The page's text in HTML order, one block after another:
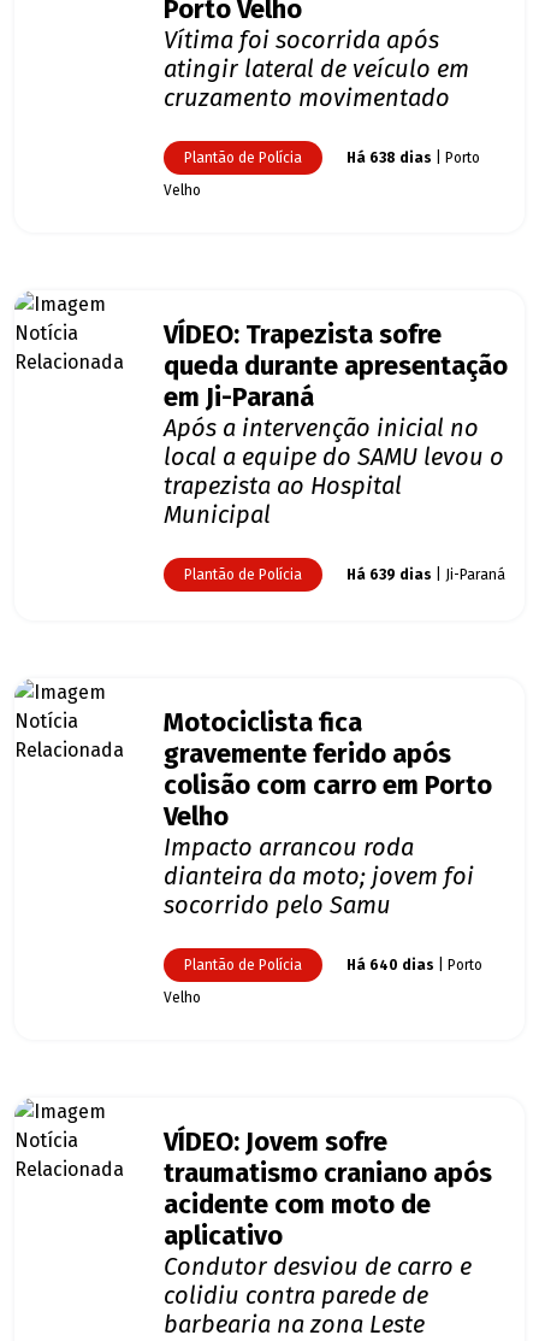
Porto Velho
Vítima foi socorrida após
atingir lateral de veículo em
cruzamento movimentado
Plantão de Polícia Há 638 dias | Porto
Velho
VÍDEO: Trapezista sofre
queda durante apresentação
em Ji-Paraná
Após a intervenção inicial no
local a equipe do SAMU levou o
trapezista ao Hospital
Municipal
Plantão de Polícia Há 639 dias | Ji-Paraná
Motociclista fica
gravemente ferido após
colisão com carro em Porto
Velho
Impacto arrancou roda
dianteira da moto; jovem foi
socorrido pelo Samu
Plantão de Polícia Há 640 dias | Porto
Velho
VÍDEO: Jovem sofre
traumatismo craniano após
acidente com moto de
aplicativo
Condutor desviou de carro e
colidiu contra parede de
barbearia na zona Leste